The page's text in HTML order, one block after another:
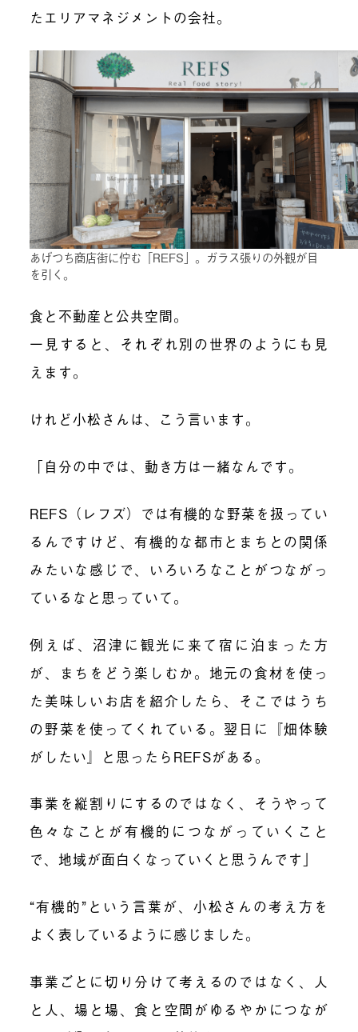
たエリアマネジメントの会社。
あげつち商店街に佇む「REFS」。ガラス張りの外観が目
を引く。
食と不動産と公共空間。
一見すると、それぞれ別の世界のようにも見
えます。
けれど小松さんは、こう言います。
「自分の中では、動き方は一緒なんです。
REFS（レフズ）では有機的な野菜を扱ってい
るんですけど、有機的な都市とまちとの関係
みたいな感じで、いろいろなことがつながっ
ているなと思っていて。
例えば、沼津に観光に来て宿に泊まった方
が、まちをどう楽しむか。地元の食材を使っ
た美味しいお店を紹介したら、そこではうち
の野菜を使ってくれている。翌日に『畑体験
がしたい』と思ったらREFSがある。
事業を縦割りにするのではなく、そうやって
色々なことが有機的につながっていくこと
で、地域が面白くなっていくと思うんです」
“有機的”という言葉が、小松さんの考え方を
よく表しているように感じました。
事業ごとに切り分けて考えるのではなく、人
と人、場と場、食と空間がゆるやかにつなが